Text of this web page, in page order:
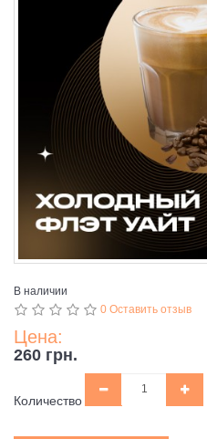
В наличии
0 Оставить отзыв
Цена:
260 грн.
Количество